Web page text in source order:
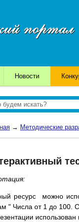
Новости
→ Методические
ресурс можно
" Числа от 1 до 100.